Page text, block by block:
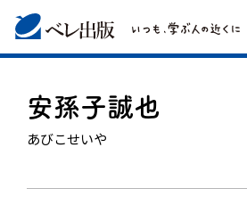
安孫子誠也
あびこせいや